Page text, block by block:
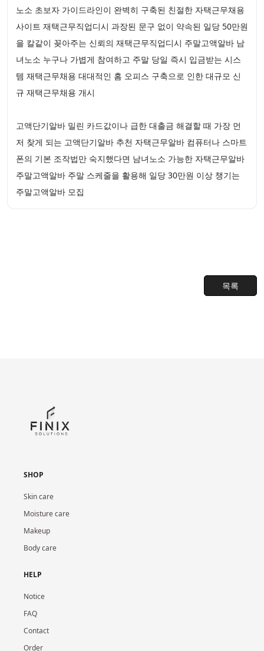
노소 초보자 가이드라인이 완벽히 구축된 친절한 자택근무채용
사이트 재택근무직업디시 과장된 문구 없이 약속된 일당 50만원
을 칼같이 꽂아주는 신뢰의 재택근무직업디시 주말고액알바 남
녀노소 누구나 가볍게 참여하고 주말 당일 즉시 입금받는 시스
템 재택근무채용 대대적인 홈 오피스 구축으로 인한 대규모 신
규 재택근무채용 개시
고액단기알바 밀린 카드값이나 급한 대출금 해결할 때 가장 먼
저 찾게 되는 고액단기알바 추천 자택근무알바 컴퓨터나 스마트
폰의 기본 조작법만 숙지했다면 남녀노소 가능한 자택근무알바
주말고액알바 주말 스케줄을 활용해 일당 30만원 이상 챙기는
주말고액알바 모집
목록
SHOP
Skin care
Moisture care
Makeup
Body care
HELP
Notice
FAQ
Contact
Order